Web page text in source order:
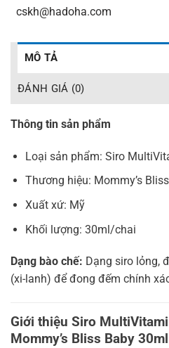
cskh@hadoha.com
MÔ TẢ
ĐÁNH GIÁ (0)
Thông tin sản phẩm
Loại sản phẩm: Siro
Thương hiệu: Mommy’s Bliss
Xuất xứ: Mỹ
Khối lượng: 30ml/chai
Dạng bào chế: Dạng siro lỏng,
(xi-lanh) để đong đếm chính
Giới thiệu Siro
Mommy’s Bliss Baby 30ml